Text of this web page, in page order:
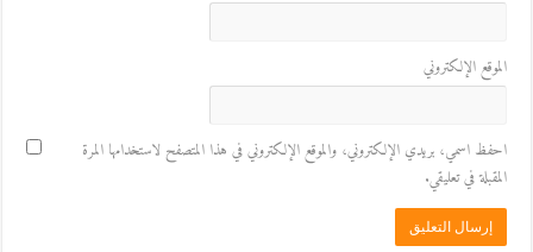
الموقع الإلكتروني
احفظ اسمي، بريدي الإلكتروني، والموقع الإلكتروني في هذا المتصفح لاستخدامها المرة
المقبلة في تعليقي.